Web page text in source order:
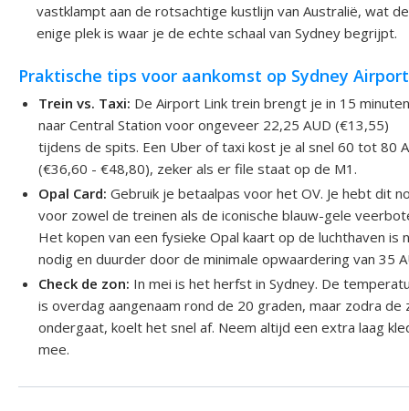
vastklampt aan de rotsachtige kustlijn van Australië, wat de
enige plek is waar je de echte schaal van Sydney begrijpt.
Praktische tips voor aankomst op Sydney Airport
Trein vs. Taxi: De Airport Link trein brengt je in 15
naar Central Station voor ongeveer 22,25 AUD (€13,55)
tijdens de spits. Een Uber of taxi kost je al snel 60 tot 80
(€36,60 - €48,80), zeker als er file staat op de M1.
Opal Card: Gebruik je betaalpas voor het OV. Je hebt dit
voor zowel de treinen als de iconische blauw-gele
Het kopen van een fysieke Opal kaart op de luchthaven is
nodig en duurder door de minimale opwaardering van 35
Check de zon: In mei is het herfst in Sydney. De
is overdag aangenaam rond de 20 graden, maar zodra de
ondergaat, koelt het snel af. Neem altijd een extra laag
mee.